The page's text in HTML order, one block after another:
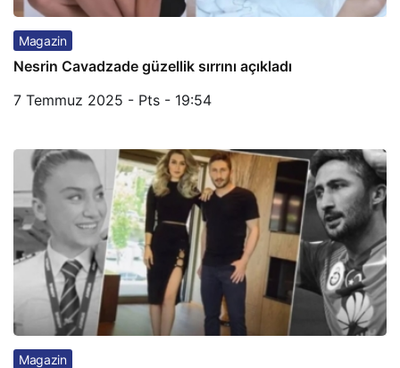
Magazin
Nesrin Cavadzade güzellik sırrını açıkladı
7 Temmuz 2025 - Pts - 19:54
Magazin